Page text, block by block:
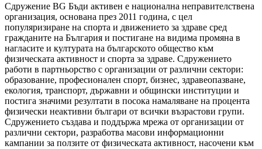
Сдружение BG Бъди активен e национална неправителствена
организация, основанa през 2011 година, с цел
популяризиране на спорта и движението за здраве сред
гражданите на България и постигане на видима промяна в
нагласите и културата на българското общество към
физическата активност и спорта за здраве. Сдружението
работи в партньорство с организации от различни сектори:
образование, професионален спорт, бизнес, здравеопазване,
екология, транспорт, държавни и общински институции и
постига значими резултати в посока намаляване на процента
физически неактивни българи от всички възрастови групи.
Сдружението създава и поддържа мрежа от организации от
различни сектори, разработва масови информационни
кампании за ползите от физическата активност, насочени към